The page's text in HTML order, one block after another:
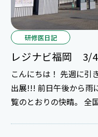
研修医日記
レジナビ福岡 3/
こんにちは！ 先週に引
出展!!! 前日午後から雨に見舞われましたが、当日はご
覧のとおりの快晴。 全